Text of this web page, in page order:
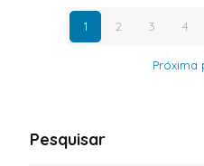
1 2 3 4
Próxima
Pesquisar